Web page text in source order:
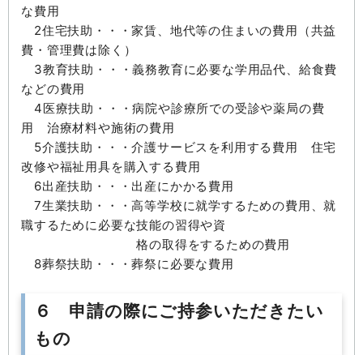
な費用
2住宅扶助・・・家賃、地代等の住まいの費用（共益
費・管理費は除く）
3教育扶助・・・義務教育に必要な学用品代、給食費
などの費用
4医療扶助・・・病院や診療所での受診や薬局の費
用 治療材料や施術の費用
5介護扶助・・・介護サービスを利用する費用 住宅
改修や福祉用具を購入する費用
6出産扶助・・・出産にかかる費用
7生業扶助・・・高等学校に就学するための費用、就
職するために必要な技能の習得や資
格の取得をするための費用
8葬祭扶助・・・葬祭に必要な費用
６ 申請の際にご持参いただきたい
もの